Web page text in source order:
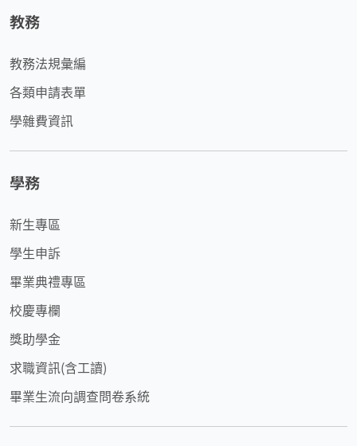
教務
教務法規彙編
各類申請表單
學雜費資訊
學務
新生專區
學生申訴
畢業典禮專區
校慶專欄
獎助學金
求職資訊(含工讀)
畢業生流向調查問卷系統